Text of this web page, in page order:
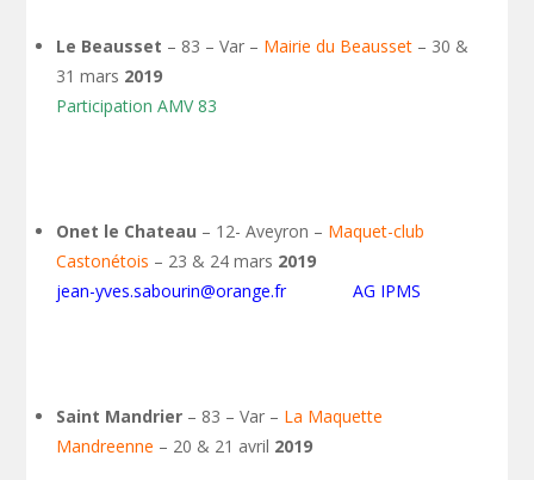
Le Beausset – 83 – Var – Mairie du Beausset – 30 &
31 mars 2019
Participation AMV 83
Onet le Chateau – 12- Aveyron – Maquet-club
Castonétois – 23 & 24 mars 2019
jean-yves.sabourin@orange.fr AG IPMS
Saint Mandrier – 83 – Var – La Maquette
Mandreenne – 20 & 21 avril 2019